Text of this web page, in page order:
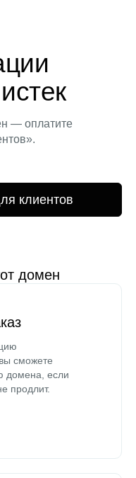
— оплатите
клиентов
домен
сможете
домена, если
продлит.